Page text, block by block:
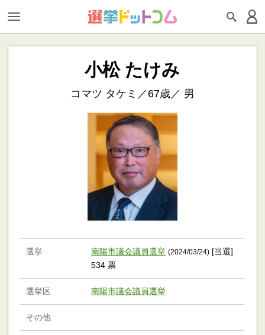
小松 たけみ
コマツ タケミ／67歳／ 男
選挙 南陽市議会議員選挙 (2024/03/24) [当選]
534 票
選挙区 南陽市議会議員選挙
その他